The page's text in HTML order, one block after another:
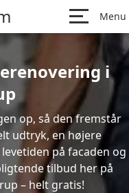
Menu
i
op, så den fremstår
udtryk, en højere
på facaden og
tilbud her på
– helt gratis!